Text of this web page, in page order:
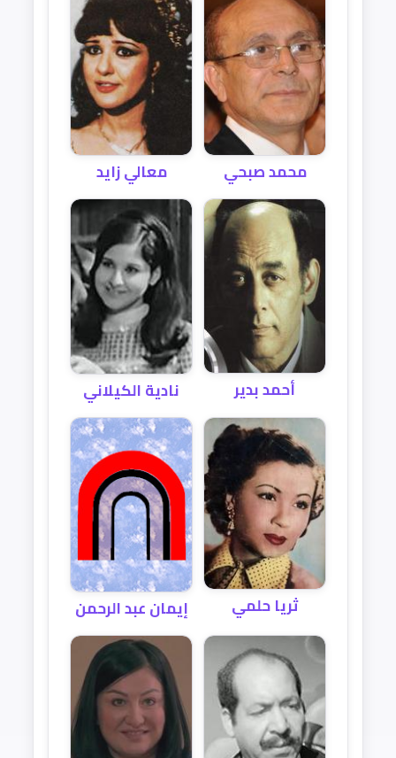
محمد صبحي معالي زايد
أحمد بدير نادية الكيلاني
ثريا حلمي إيمان عبد الرحمن